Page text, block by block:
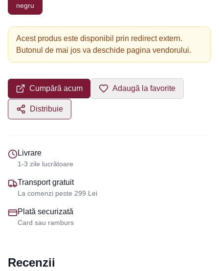
negru
Acest produs este disponibil prin redirect extern.
Butonul de mai jos va deschide pagina vendorului.
Cumpără acum Adaugă la favorite
Distribuie
Livrare
1-3 zile lucrătoare
Transport gratuit
La comenzi peste 299 Lei
Plată securizată
Card sau ramburs
Recenzii